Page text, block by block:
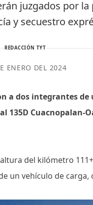
juzgados por
y secuestro
REDACCIÓN TYT
ENERO DEL 2024
a dos integrantes de
135D Cuacnopalan-
del kilómetro
un vehículo de carga,